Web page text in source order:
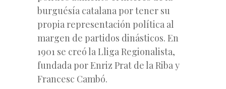
burguésía catalana por tener su
propia representación política al
margen de partidos dinásticos. En
1901 se creó la Lliga Regionalista,
fundada por Enriz Prat de la Riba y
Francesc Cambó.